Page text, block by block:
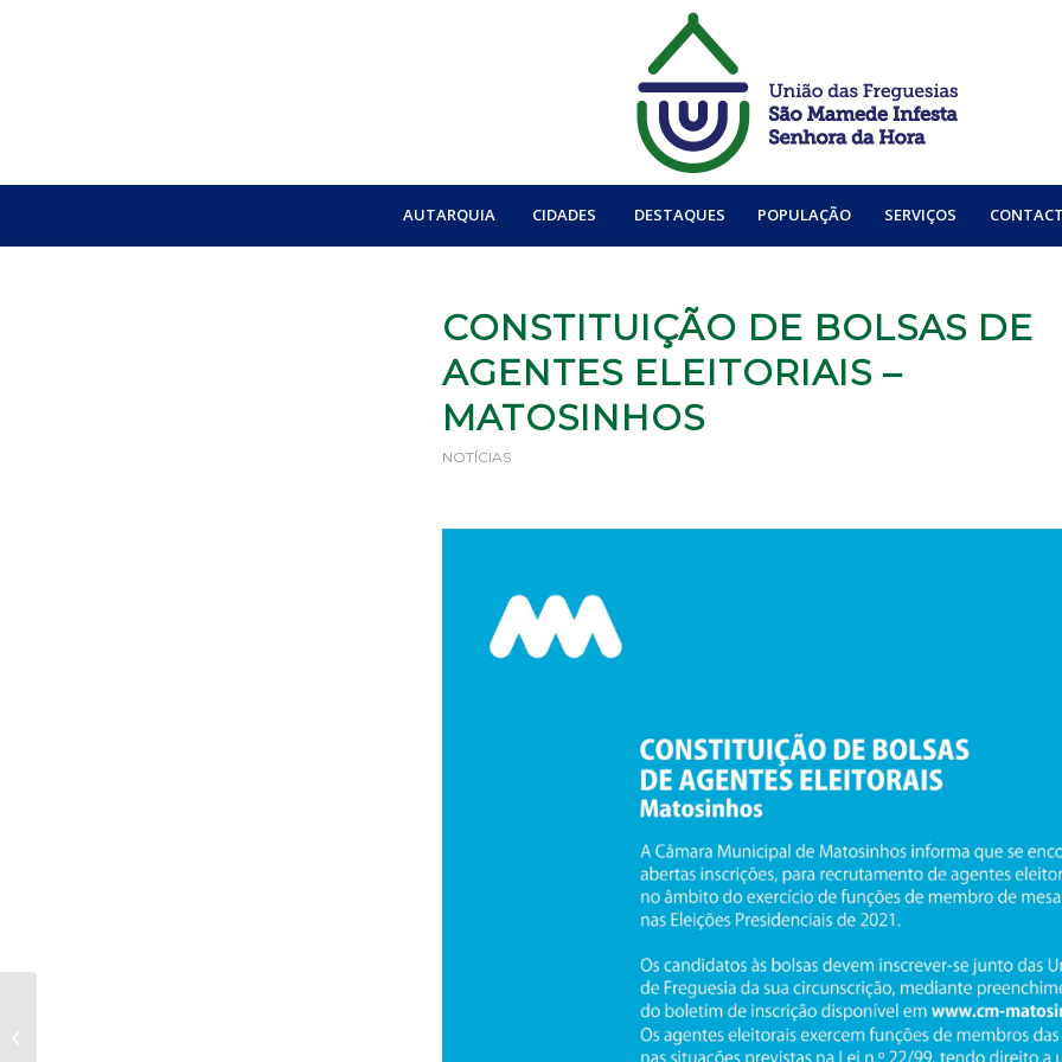
AUTARQUIA CIDADES DESTAQUES POPULAÇÃO SERVIÇOS
CONSTITUIÇÃO DE BOLSAS DE
AGENTES ELEITORIAIS –
MATOSINHOS
NOTÍCIAS